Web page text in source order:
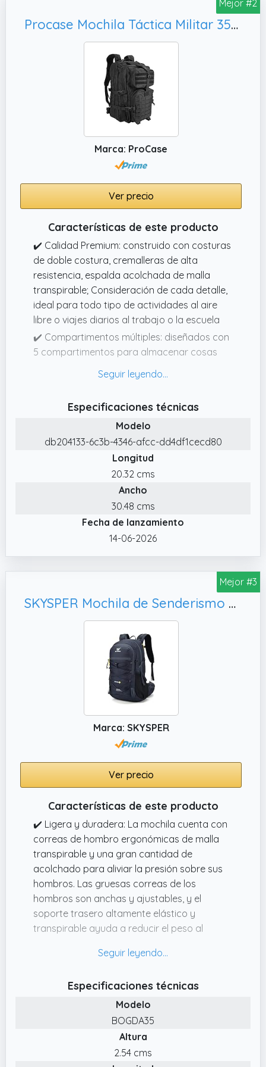
Mejor #2
Procase Mochila Táctica Militar 35L, Bolsa Caminata de 2 Días para Caza Senderismo Acampada y Actividad al Aire Libre –Negro
Marca: ProCase
Ver precio
Características de este producto
✔️ Calidad Premium: construido con costuras
de doble costura, cremalleras de alta
resistencia, espalda acolchada de malla
transpirable; Consideración de cada detalle,
ideal para todo tipo de actividades al aire
libre o viajes diarios al trabajo o la escuela
✔️ Compartimentos múltiples: diseñados con
5 compartimentos para almacenar cosas
pequeños, 2 compartimentos grandes para
trasero oculto para artículos de uso
✔️ Correa de hombro ajustable con
acolchado suave, cómodo de llevar en los
hombros; Los cinturones de fijación con
hebillas de liberación rápida en la bolsa
brindan una doble protección para sus
✔️ Sistema MOLLE: correas Molle en toda la
✔️ Tamaño: 48 × 27,9 × 22,9 cm(19"×11"×9");
de 48 horas está hecha de 600D Oxford
duradero y resistente al agua,
proporcionando un ambiente limpio y seco
para su equipo en la naturaleza
Especificaciones técnicas
Modelo
db204133-6c3b-4346-afcc-dd4df1cecd80
Longitud
20.32 cms
Ancho
30.48 cms
Fecha de lanzamiento
14-06-2026
Mejor #3
SKYSPER Mochila de Senderismo 35L Impermeable Mochila de Trekking para Hombre Mujer Mochilas de Marcha Macuto para Viajes Excursiones Acampadas Montaña Ciclismo al aire libre
Marca: SKYSPER
Ver precio
Características de este producto
✔️ Ligera y duradera: La mochila cuenta con
correas de hombro ergonómicas de malla
transpirable y una gran cantidad de
acolchado para aliviar la presión sobre sus
hombros. Las gruesas correas de los
hombros son anchas y ajustables, y el
soporte trasero altamente elástico y
transpirable ayuda a reducir el peso al
✔️ Gran capacidad: La mochila de viaje tiene
múltiples compartimentos. Tenga en cuenta
que la mochila se transporta plegada.
✔️ Impermeable y transpirable: La mochila
BOGDA 35 está fabricada con tejido de
poliéster 600D altamente resistente al agua,
Especificaciones técnicas
Modelo
BOGDA35
Altura
2.54 cms